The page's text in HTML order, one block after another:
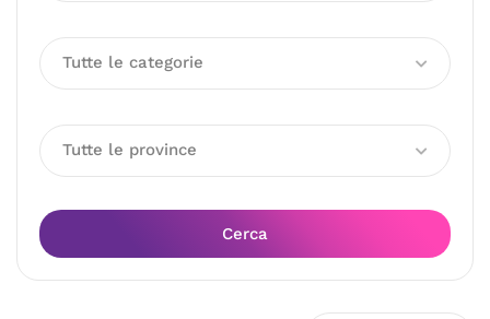
Tutte le categorie
Tutte le province
Cerca